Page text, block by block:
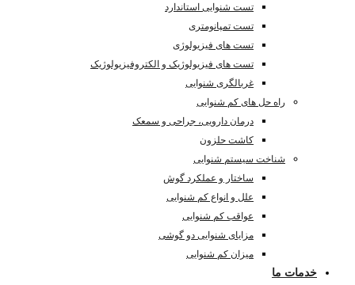
تست شنوایی استاندارد
تست تمپانومتری
تست های فیزیولوژی
تست های فیزیولوژیک و الکتروفیزیولوژیک
غربالگری شنوایی
راه حل های کم شنوایی
درمان دارویی، جراحی و سمعک
کاشت حلزون
شناخت سیستم شنوایی
ساختار و عملکرد گوش
علل و انواع کم شنوایی
عواقب کم شنوایی
مزایای شنوایی دو گوشی
میزان کم شنوایی
خدمات ما